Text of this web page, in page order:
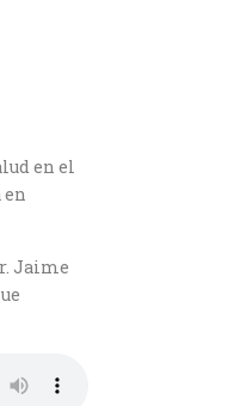
en el
en
Jaime